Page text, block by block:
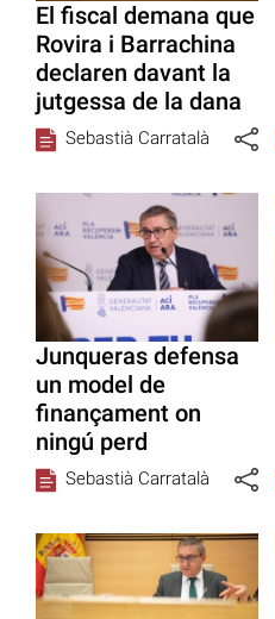
El fiscal demana que
Rovira i Barrachina
declaren davant la
jutgessa de la dana
Sebastià Carratalà
Junqueras defensa
un model de
finançament on
ningú perd
Sebastià Carratalà